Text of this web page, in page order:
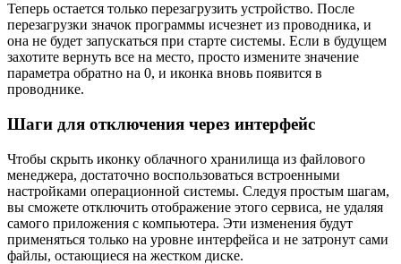
Теперь остается только перезагрузить устройство. После
перезагрузки значок программы исчезнет из проводника, и
она не будет запускаться при старте системы. Если в будущем
захотите вернуть все на место, просто измените значение
параметра обратно на 0, и иконка вновь появится в
проводнике.
Шаги для отключения через интерфейс
Чтобы скрыть иконку облачного хранилища из файлового
менеджера, достаточно воспользоваться встроенными
настройками операционной системы. Следуя простым шагам,
вы сможете отключить отображение этого сервиса, не удаляя
самого приложения с компьютера. Эти изменения будут
применяться только на уровне интерфейса и не затронут сами
файлы, остающиеся на жестком диске.